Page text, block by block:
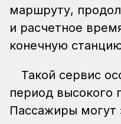
маршруту,
и расчетное
конечную
Такой сервис
период высокого
Пассажиры могут